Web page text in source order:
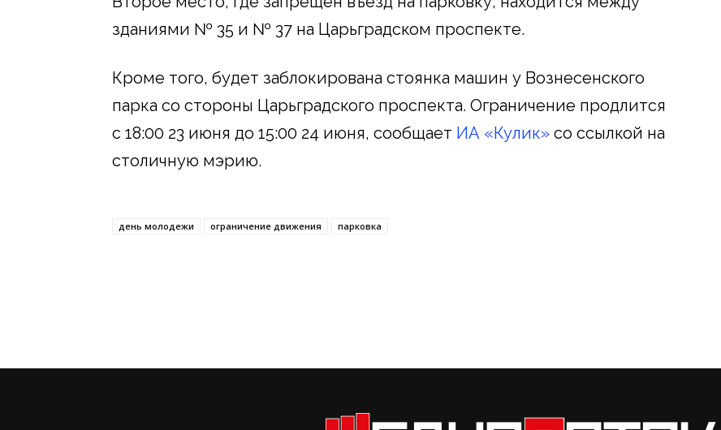
зданиями № 35 и № 37 на Царьградском проспекте.
Кроме того, будет заблокирована стоянка машин у Вознесенского
парка со стороны Царьградского проспекта. Ограничение продлится
с 18:00 23 июня до 15:00 24 июня, сообщает ИА «Кулик» со ссылкой на
столичную мэрию.
день молодежи ограничение движения парковка